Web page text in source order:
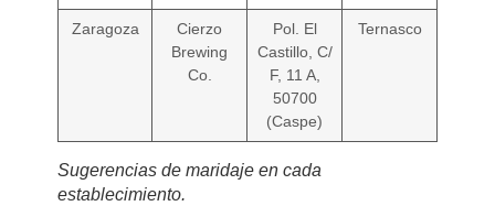
Zaragoza
Cierzo
Brewing
Co.
Pol. El
Castillo, C/
F, 11 A,
50700
(Caspe)
Ternasco
Sugerencias de maridaje en cada
establecimiento.